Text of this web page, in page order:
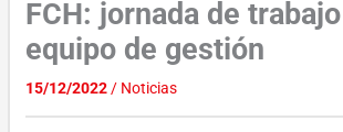
FCH: jornada de
equipo de gestión
15/12/2022/ Noticias